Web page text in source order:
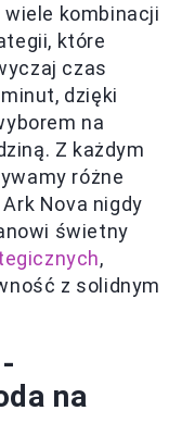
kombinacji
które
czas
dzięki
na
Z każdym
różne
Nova nigdy
świetny
,
z solidnym
na